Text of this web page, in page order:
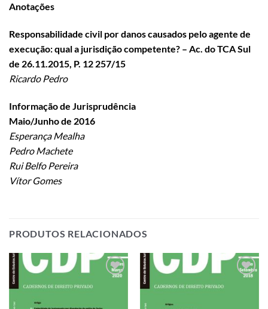
Anotações
Responsabilidade civil por danos causados pelo agente de
execução: qual a jurisdição competente? – Ac. do TCA Sul
de 26.11.2015, P. 12 257/15
Ricardo Pedro
Informação de Jurisprudência
Maio/Junho de 2016
Esperança Mealha
Pedro Machete
Rui Belfo Pereira
Vítor Gomes
PRODUTOS RELACIONADOS